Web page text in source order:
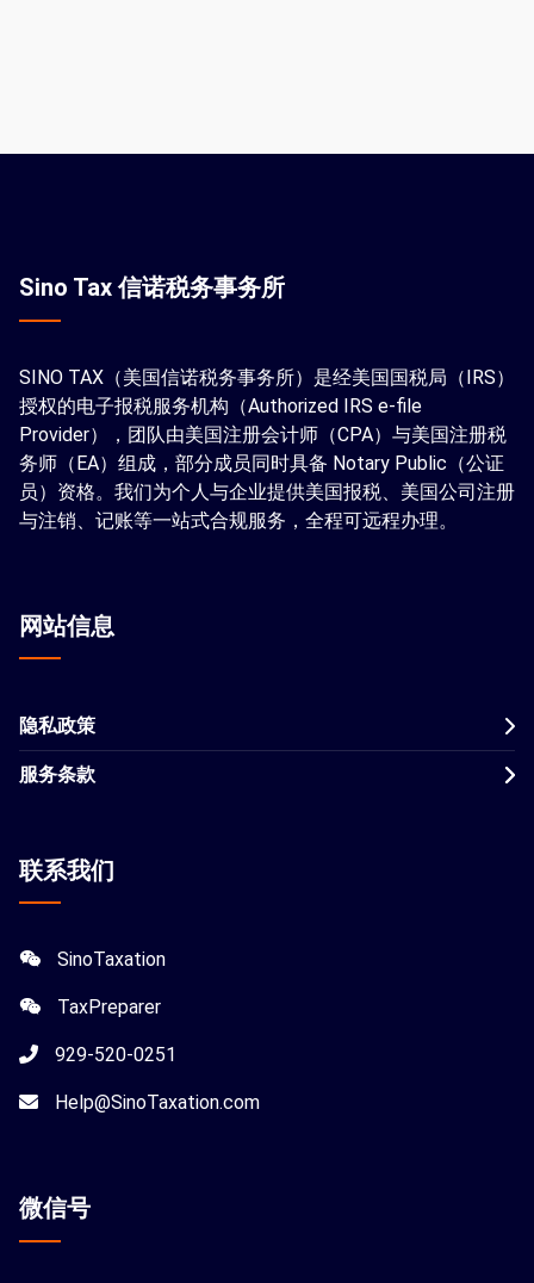
Sino Tax 信诺税务事务所
SINO TAX（美国信诺税务事务所）是经美国国税局（IRS）
授权的电子报税服务机构（Authorized IRS e-file
Provider），团队由美国注册会计师（CPA）与美国注册税
务师（EA）组成，部分成员同时具备 Notary Public（公证
员）资格。我们为个人与企业提供美国报税、美国公司注册
与注销、记账等一站式合规服务，全程可远程办理。
网站信息
隐私政策
服务条款
联系我们
SinoTaxation
TaxPreparer
929-520-0251
Help@SinoTaxation.com
微信号